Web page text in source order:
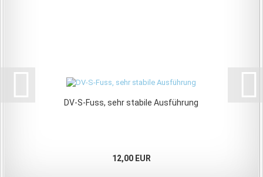
DV-S-Fuss, sehr stabile Ausführung
12,00 EUR